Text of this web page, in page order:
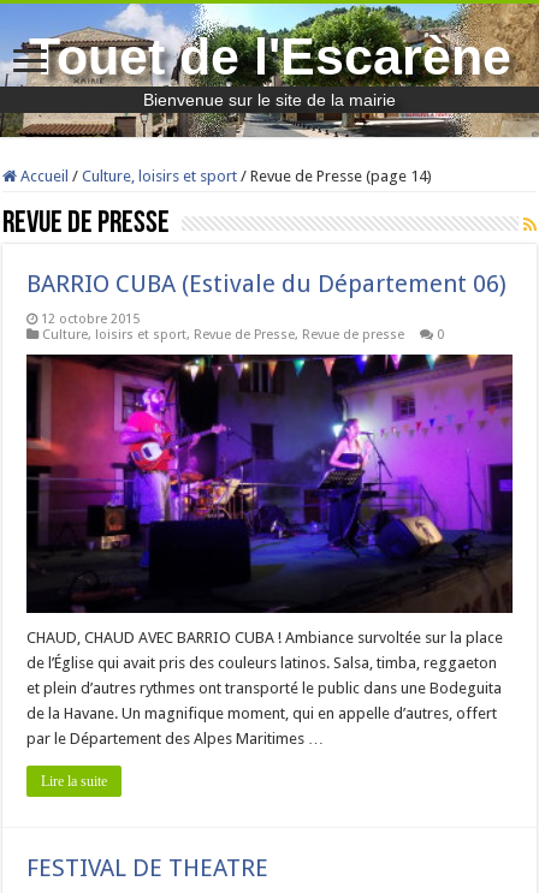
Touet de l'Escarène
Bienvenue sur le site de la mairie
Accueil / Culture, loisirs et sport / Revue de Presse (page 14)
Revue de Presse
BARRIO CUBA (Estivale du Département 06)
12 octobre 2015
Culture, loisirs et sport, Revue de Presse, Revue de presse 0
CHAUD, CHAUD AVEC BARRIO CUBA ! Ambiance survoltée sur la place
de l’Église qui avait pris des couleurs latinos. Salsa, timba, reggaeton
et plein d’autres rythmes ont transporté le public dans une Bodeguita
de la Havane. Un magnifique moment, qui en appelle d’autres, offert
par le Département des Alpes Maritimes …
Lire la suite
FESTIVAL DE THEATRE